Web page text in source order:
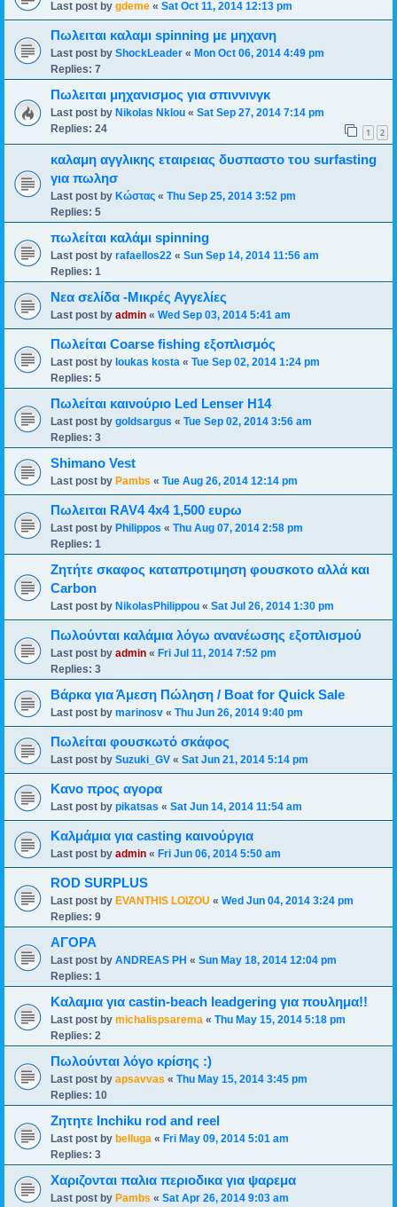
Last post by gdeme « Sat Oct 11, 2014 12:13 pm
Πωλειται καλαμι spinning με μηχανη
Last post by ShockLeader « Mon Oct 06, 2014 4:49 pm
Replies: 7
Πωλειται μηχανισμος για σπιννινγκ
Last post by Nikolas Nklou « Sat Sep 27, 2014 7:14 pm
Replies: 24 1 2
καλαμη αγγλικης εταιρειας δυσπαστο του surfasting
για πωλησ
Last post by Κώστας « Thu Sep 25, 2014 3:52 pm
Replies: 5
πωλείται καλάμι spinning
Last post by rafaellos22 « Sun Sep 14, 2014 11:56 am
Replies: 1
Νεα σελίδα -Μικρές Αγγελίες
Last post by admin « Wed Sep 03, 2014 5:41 am
Πωλείται Coarse fishing εξοπλισμός
Last post by loukas kosta « Tue Sep 02, 2014 1:24 pm
Replies: 5
Πωλείται καινούριο Led Lenser H14
Last post by goldsargus « Tue Sep 02, 2014 3:56 am
Replies: 3
Shimano Vest
Last post by Pambs « Tue Aug 26, 2014 12:14 pm
Πωλειται RAV4 4x4 1,500 ευρω
Last post by Philippos « Thu Aug 07, 2014 2:58 pm
Replies: 1
Ζητήτε σκαφος καταπροτιμηση φουσκοτο αλλά και
Carbon
Last post by NikolasPhilippou « Sat Jul 26, 2014 1:30 pm
Πωλούνται καλάμια λόγω ανανέωσης εξοπλισμού
Last post by admin « Fri Jul 11, 2014 7:52 pm
Replies: 3
Βάρκα για Άμεση Πώληση / Boat for Quick Sale
Last post by marinosv « Thu Jun 26, 2014 9:40 pm
Πωλείται φουσκωτό σκάφος
Last post by Suzuki_GV « Sat Jun 21, 2014 5:14 pm
Κανο προς αγορα
Last post by pikatsas « Sat Jun 14, 2014 11:54 am
Καλμάμια για casting καινούργια
Last post by admin « Fri Jun 06, 2014 5:50 am
ROD SURPLUS
Last post by EVANTHIS LOIZOU « Wed Jun 04, 2014 3:24 pm
Replies: 9
ΑΓΟΡΑ
Last post by ANDREAS PH « Sun May 18, 2014 12:04 pm
Replies: 1
Καλαμια για castin-beach leadgering για πουλημα!!
Last post by michalispsarema « Thu May 15, 2014 5:18 pm
Replies: 2
Πωλούνται λόγο κρίσης :)
Last post by apsavvas « Thu May 15, 2014 3:45 pm
Replies: 10
Ζητητε Inchiku rod and reel
Last post by belluga « Fri May 09, 2014 5:01 am
Replies: 3
Χαριζονται παλια περιοδικα για ψαρεμα
Last post by Pambs « Sat Apr 26, 2014 9:03 am